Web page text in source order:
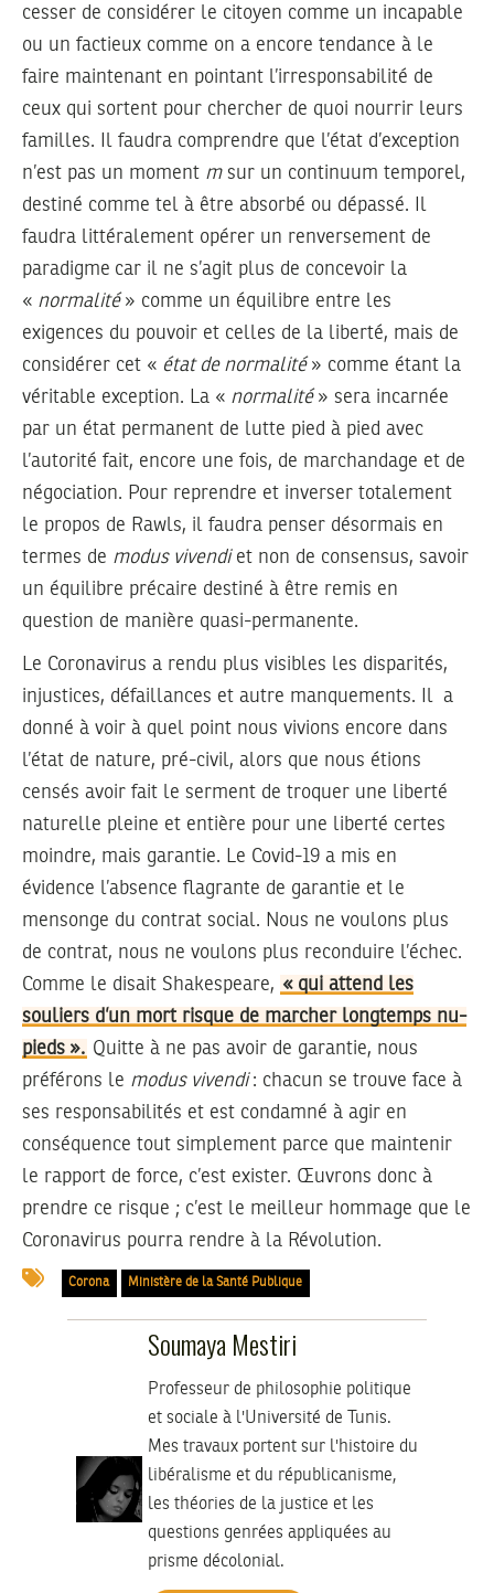
cesser de considérer le citoyen comme un incapable
ou un factieux comme on a encore tendance à le
faire maintenant en pointant l’irresponsabilité de
ceux qui sortent pour chercher de quoi nourrir leurs
familles. Il faudra comprendre que l’état d’exception
n’est pas un moment msur un continuum temporel,
destiné comme tel à être absorbé ou dépassé. Il
faudra littéralement opérer un renversement de
paradigme car il ne s’agit plus de concevoir la
« normalité» comme un équilibre entre les
exigences du pouvoir et celles de la liberté, mais de
considérer cet « état de normalité» comme étant la
véritable exception. La « normalité » sera incarnée
par un état permanent de lutte pied à pied avec
l’autorité fait, encore une fois, de marchandage et de
négociation. Pour reprendre et inverser totalement
le propos de Rawls, il faudra penser désormais en
termes de modus vivendiet non de consensus, savoir
un équilibre précaire destiné à être remis en
question de manière quasi-permanente.
Le Coronavirus a rendu plus visibles les disparités,
injustices, défaillances et autre manquements. Il a
donné à voir à quel point nous vivions encore dans
l’état de nature, pré-civil, alors que nous étions
censés avoir fait le serment de troquer une liberté
naturelle pleine et entière pour une liberté certes
moindre, mais garantie. Le Covid-19 a mis en
évidence l’absence flagrante de garantie et le
mensonge du contrat social. Nous ne voulons plus
de contrat, nous ne voulons plus reconduire l’échec.
Comme le disait Shakespeare, « qui attend les
souliers d’un mort risque de marcher longtemps nu-
pieds ». Quitte à ne pas avoir de garantie, nous
préférons le modus vivendi: chacun se trouve face à
ses responsabilités et est condamné à agir en
conséquence tout simplement parce que maintenir
le rapport de force, c’est exister. Œuvrons donc à
prendre ce risque ; c’est le meilleur hommage que le
Coronavirus pourra rendre à la Révolution.
Corona Ministère de la Santé Publique
Soumaya Mestiri
Professeur de philosophie politique
et sociale à l'Université de Tunis.
Mes travaux portent sur l'histoire du
libéralisme et du républicanisme,
les théories de la justice et les
questions genrées appliquées au
prisme décolonial.